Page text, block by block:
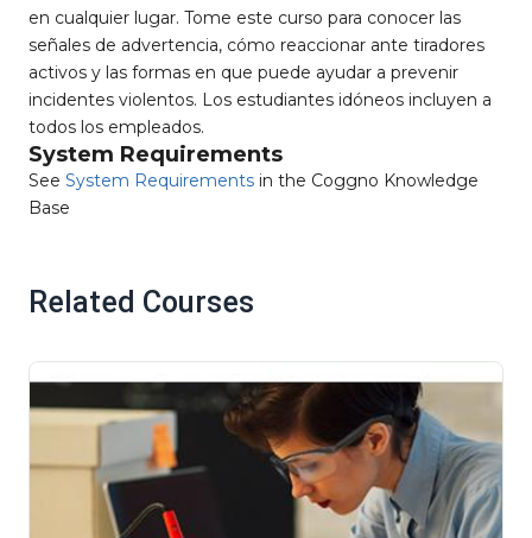
en cualquier lugar. Tome este curso para conocer las
señales de advertencia, cómo reaccionar ante tiradores
activos y las formas en que puede ayudar a prevenir
incidentes violentos. Los estudiantes idóneos incluyen a
todos los empleados.
System Requirements
See System Requirements in the Coggno Knowledge
Base
Related Courses